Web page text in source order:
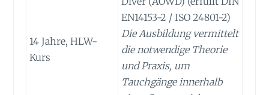
14 Jahre, HLW-
Kurs
EN14153-2 / ISO 24801-2)
Die Ausbildung vermittelt
die notwendige Theorie
und Praxis, um
Tauchgänge innerhalb